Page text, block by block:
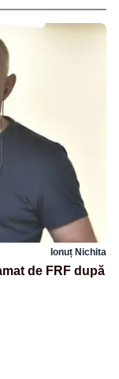
Ionuț Nichita
de FRF după